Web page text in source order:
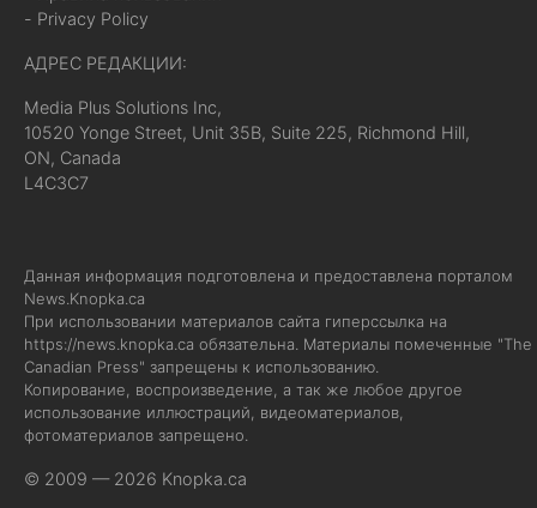
- Privacy Policy
АДРЕС РЕДАКЦИИ:
Media Plus Solutions Inc,
10520 Yonge Street, Unit 35B, Suite 225, Richmond Hill,
ON, Canada
L4C3C7
Данная информация подготовлена и предоставлена порталом
News.Knopka.ca
При использовании материалов сайта гиперссылка на
https://news.knopka.ca обязательна. Материалы помеченные "The
Canadian Press" запрещены к использованию.
Копирование, воспроизведение, а так же любое другое
использование иллюстраций, видеоматериалов,
фотоматериалов запрещено.
© 2009 — 2026 Knopka.ca